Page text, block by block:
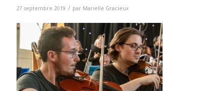
27 septembre 2019 / par Marielle Gracieux